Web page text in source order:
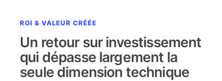
ROI & VALEUR CRÉÉE
Un retour sur investissement
qui dépasse largement la
seule dimension technique